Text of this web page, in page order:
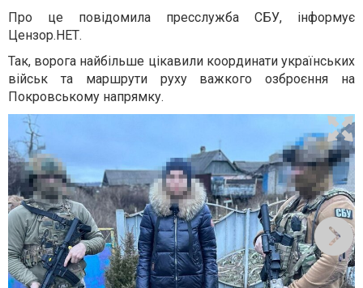
Про це повідомила пресслужба СБУ, інформує
Цензор.НЕТ.
Так, ворога найбільше цікавили координати українських
військ та маршрути руху важкого озброєння на
Покровському напрямку.